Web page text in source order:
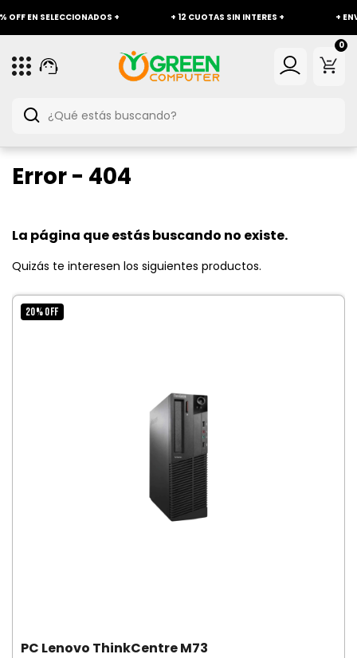
EN SELECCIONADOS + + 12 CUOTAS SIN INTERES + + ENVÍO
0
Error - 404
La página que estás buscando no existe.
Quizás te interesen los siguientes productos.
20%OFF
PC Lenovo ThinkCentre M73